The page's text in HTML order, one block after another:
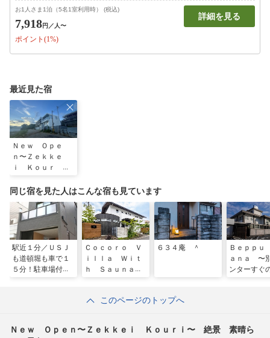
お1人さま1泊（5名1室利用時） (税込)
7,918円 ／人〜
ポイント(1%)
詳細を見る
最近見た宿
Ｎｅｗ Ｏｐｅ
ｎ〜Ｚｅｋｋｅ
ｉ Ｋｏｕｒ
らしい景色 ＾
同じ宿を見た人はこんな宿も見ています
駅近１分／ＵＳＪ
も道頓堀も車で１
５分！駐車場付貸
Ｃｏｃｏｒｏ Ｖ
ｉｌｌａ Ｗｉｔ
ｈ Ｓａｕｎａ／
６３４庵 ＾
Ｂｅｐｐ
ａｎａ 〜
ンターすぐ
このページのトップへ
Ｎｅｗ Ｏｐｅｎ〜Ｚｅｋｋｅｉ Ｋｏｕｒｉ〜 絶景 素晴ら